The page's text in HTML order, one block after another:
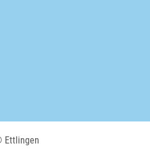
Ettlingen